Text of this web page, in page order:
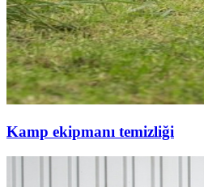
Kamp ekipmanı temizliği